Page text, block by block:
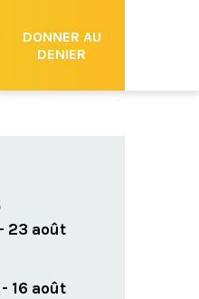
DONNER AU
DENIER
23 août
16 août